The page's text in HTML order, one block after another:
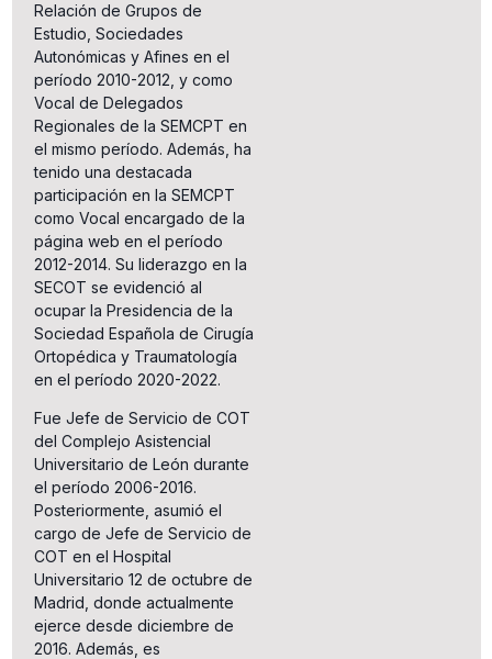
Relación de Grupos de
Estudio, Sociedades
Autonómicas y Afines en el
período 2010-2012, y como
Vocal de Delegados
Regionales de la SEMCPT en
el mismo período. Además, ha
tenido una destacada
participación en la SEMCPT
como Vocal encargado de la
página web en el período
2012-2014. Su liderazgo en la
SECOT se evidenció al
ocupar la Presidencia de la
Sociedad Española de Cirugía
Ortopédica y Traumatología
en el período 2020-2022.
Fue Jefe de Servicio de COT
del Complejo Asistencial
Universitario de León durante
el período 2006-2016.
Posteriormente, asumió el
cargo de Jefe de Servicio de
COT en el Hospital
Universitario 12 de octubre de
Madrid, donde actualmente
ejerce desde diciembre de
2016. Además, es